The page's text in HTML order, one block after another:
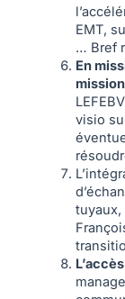
EMT,
… Bref
En
visio